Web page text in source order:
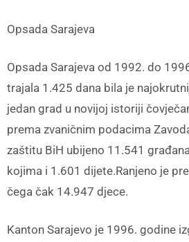
Opsada Sarajeva
Opsada Sarajeva od 1992. do
trajala 1.425 dana bila je
jedan grad u novijoj istoriji
prema zvaničnim podacima
zaštitu BiH ubijeno 11.541
kojima i 1.601 dijete.Ranjeno je
čega čak 14.947 djece.
Kanton Sarajevo je 1996. godine